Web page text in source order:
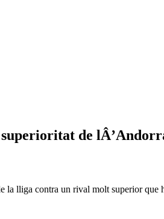
superioritat de
la lliga contra un rival molt superior que